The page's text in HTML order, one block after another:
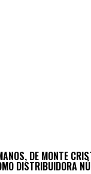
DE MONTE
DISTRIBUIDORA